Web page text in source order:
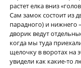
растет елка вниз
Сам замок состоит из
парадного) и нижнего
дворик ведут
когда мы туда
щелочку в воротах на
увидели как какие-то